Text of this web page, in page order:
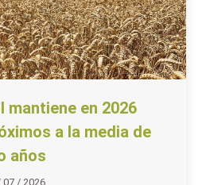
mantiene en 2026
a la media de
años
07 / 2026